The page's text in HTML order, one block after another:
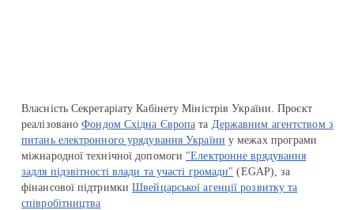
Власність Секретаріату Кабінету Міністрів України. Проєкт
реалізованоФондом Східна Європа та Державним агентством з
питань електронного урядування України у межах програми
міжнародної технічної допомоги "Електронне врядування
задля підзвітності влади та участі громади" (EGAP), за
фінансової підтримкиШвейцарської агенції розвитку та
співробітництва